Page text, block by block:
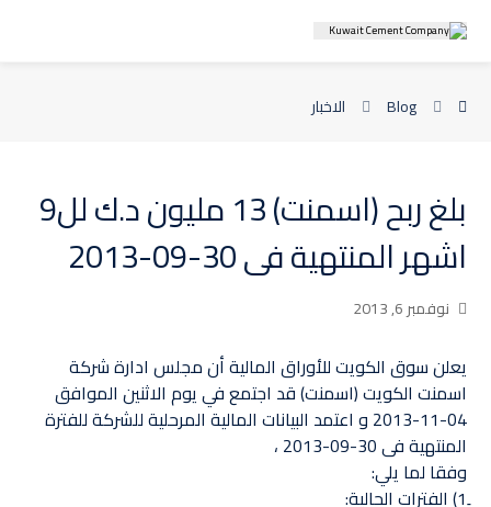
Blog الاخبار
بلغ ربح (اسمنت) 13 مليون د.ك لل9
اشهر المنتهية فى 30-09-2013
نوفمبر 6, 2013
يعلن سوق الكويت للأوراق المالية أن مجلس ادارة شركة
اسمنت الكويت (اسمنت) قد اجتمع في يوم الاثنين الموافق
04-11-2013 و اعتمد البيانات ‏المالية المرحلية للشركة للفترة
المنتهية فى 30-09-2013 ،
وفقا لما يلي:‏